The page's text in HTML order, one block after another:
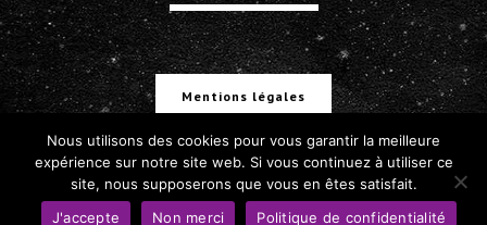
Mentions légales
Nous utilisons des cookies pour vous garantir la meilleure
expérience sur notre site web. Si vous continuez à utiliser ce
site, nous supposerons que vous en êtes satisfait.
J'accepte
Non merci Politique de confidentialité